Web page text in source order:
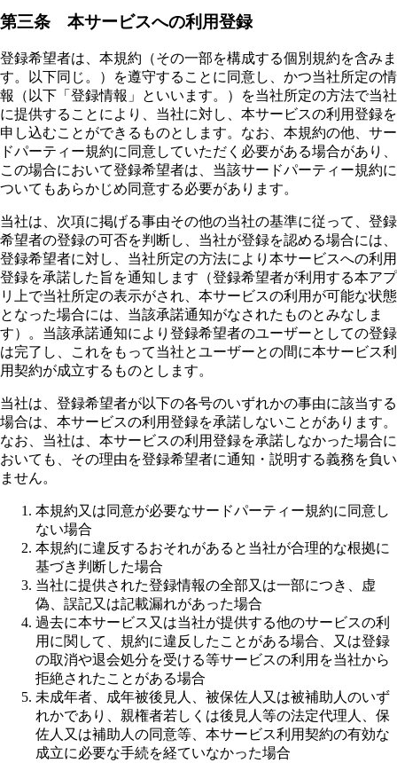
第三条 本サービスへの利用登録
登録希望者は、本規約（その一部を構成する個別規約を含みま
す。以下同じ。）を遵守することに同意し、かつ当社所定の情
報（以下「登録情報」といいます。）を当社所定の方法で当社
に提供することにより、当社に対し、本サービスの利用登録を
申し込むことができるものとします。なお、本規約の他、サー
ドパーティー規約に同意していただく必要がある場合があり、
この場合において登録希望者は、当該サードパーティー規約に
ついてもあらかじめ同意する必要があります。
当社は、次項に掲げる事由その他の当社の基準に従って、登録
希望者の登録の可否を判断し、当社が登録を認める場合には、
登録希望者に対し、当社所定の方法により本サービスへの利用
登録を承諾した旨を通知します（登録希望者が利用する本アプ
リ上で当社所定の表示がされ、本サービスの利用が可能な状態
となった場合には、当該承諾通知がなされたものとみなしま
す）。当該承諾通知により登録希望者のユーザーとしての登録
は完了し、これをもって当社とユーザーとの間に本サービス利
用契約が成立するものとします。
当社は、登録希望者が以下の各号のいずれかの事由に該当する
場合は、本サービスの利用登録を承諾しないことがあります。
なお、当社は、本サービスの利用登録を承諾しなかった場合に
おいても、その理由を登録希望者に通知・説明する義務を負い
ません。
本規約又は同意が必要なサードパーティー規約に同意し
ない場合
本規約に違反するおそれがあると当社が合理的な根拠に
基づき判断した場合
当社に提供された登録情報の全部又は一部につき、虚
偽、誤記又は記載漏れがあった場合
過去に本サービス又は当社が提供する他のサービスの利
用に関して、規約に違反したことがある場合、又は登録
の取消や退会処分を受ける等サービスの利用を当社から
拒絶されたことがある場合
未成年者、成年被後見人、被保佐人又は被補助人のいず
れかであり、親権者若しくは後見人等の法定代理人、保
佐人又は補助人の同意等、本サービス利用契約の有効な
成立に必要な手続を経ていなかった場合